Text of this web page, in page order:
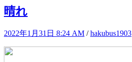
晴れ
2022年1月31日 8:24 AM /hakubus1903